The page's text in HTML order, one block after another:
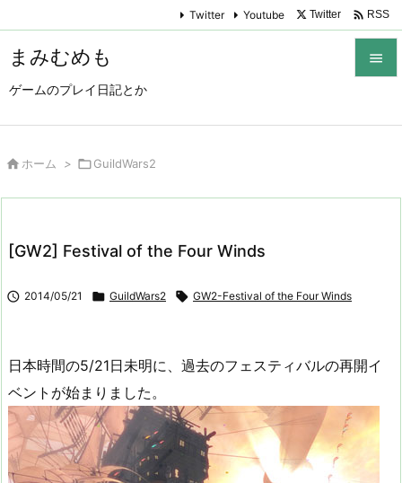
まみむめも
ゲームのプレイ日記とか

Twitter Youtube Twitter  RSS
 ホーム > GuildWars2
[GW2] Festival of the Four Winds
 2014/05/21  GuildWars2  GW2-Festival of the Four Winds
日本時間の5/21日未明に、過去のフェスティバルの再開イ
ベントが始まりました。